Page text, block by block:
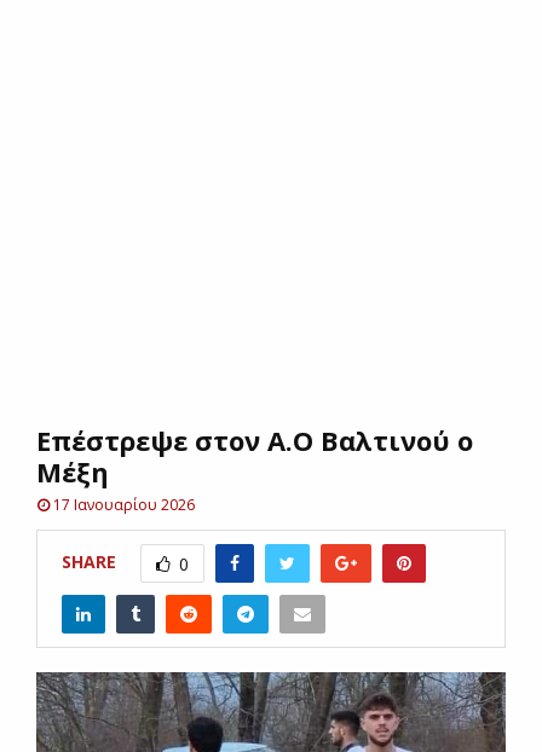
UΕπέστρεψε στον Α.Ο Βαλτινού ο
Μέξη
17 Ιανουαρίου 2026
SHARE 0